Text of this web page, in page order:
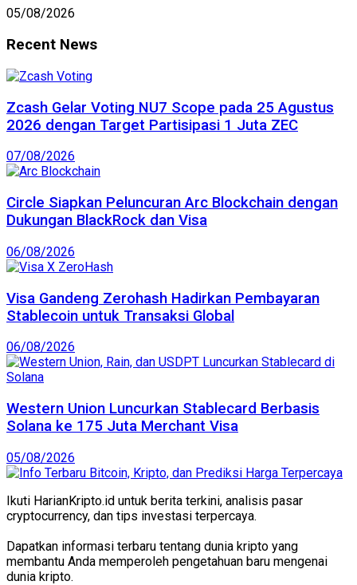
05/08/2026
Recent News
Zcash Gelar Voting NU7 Scope pada 25 Agustus
2026 dengan Target Partisipasi 1 Juta ZEC
07/08/2026
Circle Siapkan Peluncuran Arc Blockchain dengan
Dukungan BlackRock dan Visa
06/08/2026
Visa Gandeng Zerohash Hadirkan Pembayaran
Stablecoin untuk Transaksi Global
06/08/2026
Western Union Luncurkan Stablecard Berbasis
Solana ke 175 Juta Merchant Visa
05/08/2026
Ikuti HarianKripto.id untuk berita terkini, analisis pasar
cryptocurrency, dan tips investasi terpercaya.
Dapatkan informasi terbaru tentang dunia kripto yang
membantu Anda memperoleh pengetahuan baru mengenai
dunia kripto.